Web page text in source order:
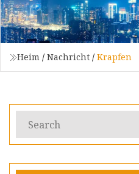
Heim / Nachricht / Krapfen